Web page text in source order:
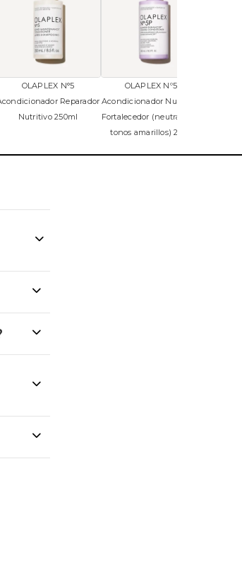
OLAPLEX N°5
Reparador
Nutritivo 250ml
OLAPLEX Nº5P
Acondicionador Nutritivo y
Fortalecedor (neutralizador
tonos amarillos) 250ml